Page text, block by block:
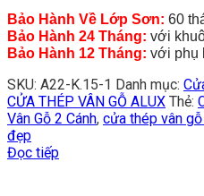
Bảo Hành Về Lớp Sơn: 60
Bảo Hành 24 Tháng: với
Bảo Hành 12 Tháng: với phụ
SKU: A22-K.15-1 Danh mục:
CỬA THÉP VÂN GỖ ALUX Thẻ:
Vân Gỗ 2 Cánh, cửa thép vân
đẹp
Đọc tiếp